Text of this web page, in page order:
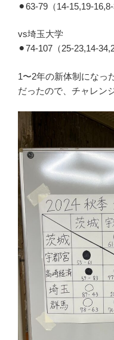
⚫︎63-79（14-15,19-16,8-
vs埼玉大学
⚫︎74-107（25-23,14-
1〜2年の新体制になっ
だったので、チャレン